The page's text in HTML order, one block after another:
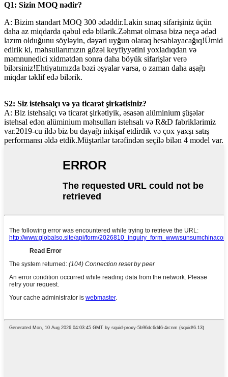
Q1: Sizin MOQ nədir?
A: Bizim standart MOQ 300 ədəddir.Lakin sınaq sifarişiniz üçün
daha az miqdarda qəbul edə bilərik.Zəhmət olmasa bizə neçə ədəd
lazım olduğunu söyləyin, dəyəri uyğun olaraq hesablayacağıq!Ümid
edirik ki, məhsullarımızın gözəl keyfiyyətini yoxladıqdan və
məmnunedici xidmətdən sonra daha böyük sifarişlər verə
bilərsiniz!Ehtiyatımızda bəzi əşyalar varsa, o zaman daha aşağı
miqdar təklif edə bilərik.
S2: Siz istehsalçı və ya ticarət şirkətisiniz?
A: Biz istehsalçı və ticarət şirkətiyik, əsasən alüminium şüşələr
istehsal edən alüminium məhsulları istehsalı və R&D fabriklərimiz
var.2019-cu ildə biz bu dayağı inkişaf etdirdik və çox yaxşı satış
performansı əldə etdik.Müştərilər tərəfindən seçilə bilən 4 model var.